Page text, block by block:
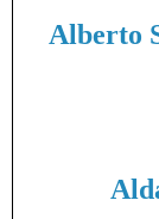
Alberto